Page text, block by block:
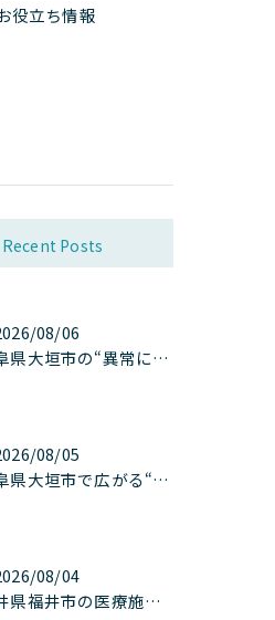
役立ち情報
Recent Posts
08/06
岐阜県大垣市の“異常に高い気温”が建物内部を腐らせる──深層カビが爆発的に増える本当の理由
08/05
岐阜県大垣市で広がる“深層カビ汚染”──なぜ除カビが必要なのか、建物内部で起きている見えない危機
08/04
福井県福井市の医療施設で広がる“見えないカビ汚染”──なぜ除カビが必須なのか、その本質を徹底解説